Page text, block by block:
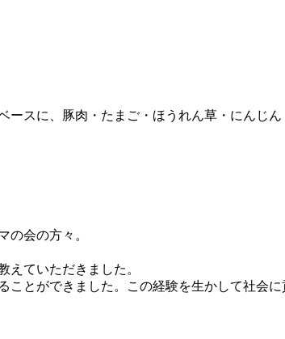
スに、豚肉・たまご・ほうれん草・にんじ
の会の方々。
えていただきました。
とができました。この経験を生かして社会に